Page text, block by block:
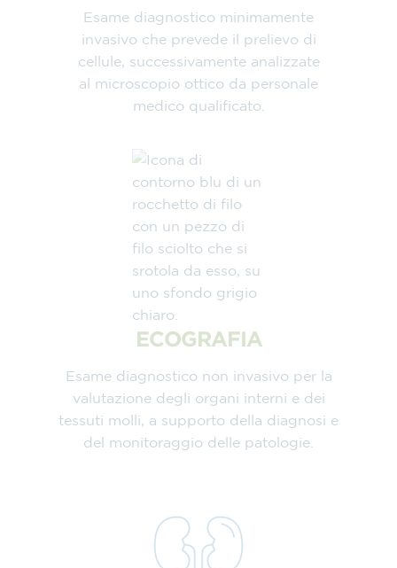
Esame diagnostico minimamente
invasivo che prevede il prelievo di
cellule, successivamente analizzate
al microscopio ottico da personale
medico qualificato.
ECOGRAFIA
Esame diagnostico non invasivo per la
valutazione degli organi interni e dei
tessuti molli, a supporto della diagnosi e
del monitoraggio delle patologie.